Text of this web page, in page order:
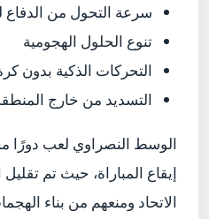
سرعة التحول من الدفاع
تنوع الحلول الهجومية
التحركات الذكية بدون
التسديد من خارج
الوسط النصراوي لعب دورًا
إيقاع المباراة، حيث تم
الاتحاد ومنعهم من بناء